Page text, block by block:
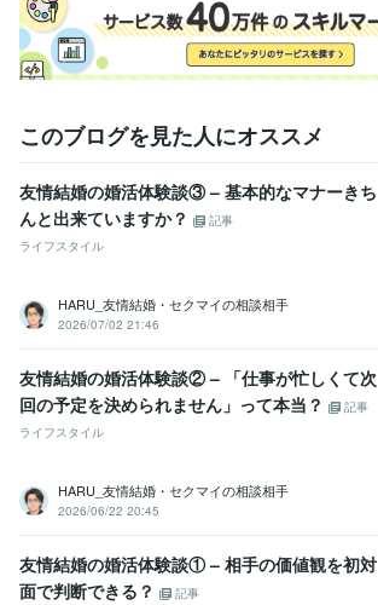
このブログを見た人にオススメ
友情結婚の婚活体験談③ – 基本的なマナーきち
んと出来ていますか？
記事
ライフスタイル
HARU_友情結婚・セクマイの相談相手
2026/07/02 21:46
友情結婚の婚活体験談② – 「仕事が忙しくて次
回の予定を決められません」って本当？
記事
ライフスタイル
HARU_友情結婚・セクマイの相談相手
2026/06/22 20:45
友情結婚の婚活体験談① – 相手の価値観を初対
面で判断できる？
記事